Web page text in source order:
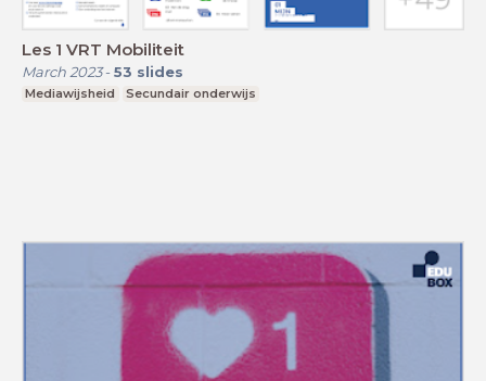
Les 1 VRT Mobiliteit
March 2023- 53 slides
Mediawijsheid Secundair onderwijs